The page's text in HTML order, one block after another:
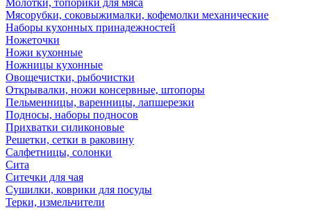
Молотки, топорики для мяса
Мясорубки, соковыжималки, кофемолки механические
Наборы кухонных принадежностей
Ножеточки
Ножи кухонные
Ножницы кухонные
Овощечистки, рыбочистки
Открывалки, ножи консервные, штопоры
Пельменницы, варенницы, лапшерезки
Подносы, наборы подносов
Прихватки силиконовые
Решетки, сетки в раковину
Салфетницы, солонки
Сита
Ситечки для чая
Сушилки, коврики для посуды
Терки, измельчители